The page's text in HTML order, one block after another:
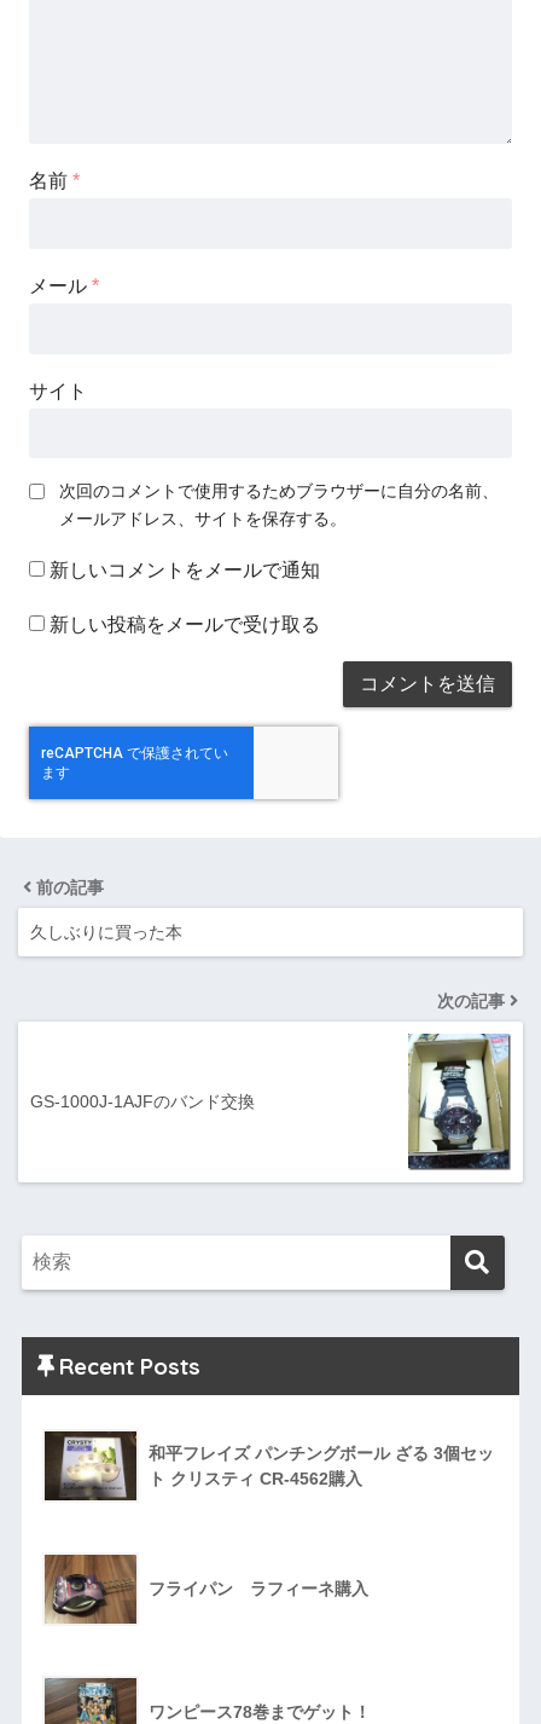
名前 *
メール *
サイト
次回のコメントで使用するためブラウザーに自分の名前、
メールアドレス、サイトを保存する。
新しいコメントをメールで通知
新しい投稿をメールで受け取る
前の記事
久しぶりに買った本
次の記事
GS-1000J-1AJFのバンド交換
Recent Posts
和平フレイズ パンチングボール ざる 3個セッ
ト クリスティ CR-4562購入
フライパン ラフィーネ購入
ワンピース78巻までゲット！